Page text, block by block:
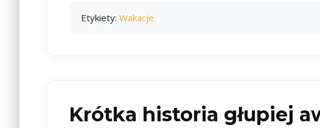
Etykiety: Wakacje
Krótka historia głupiej